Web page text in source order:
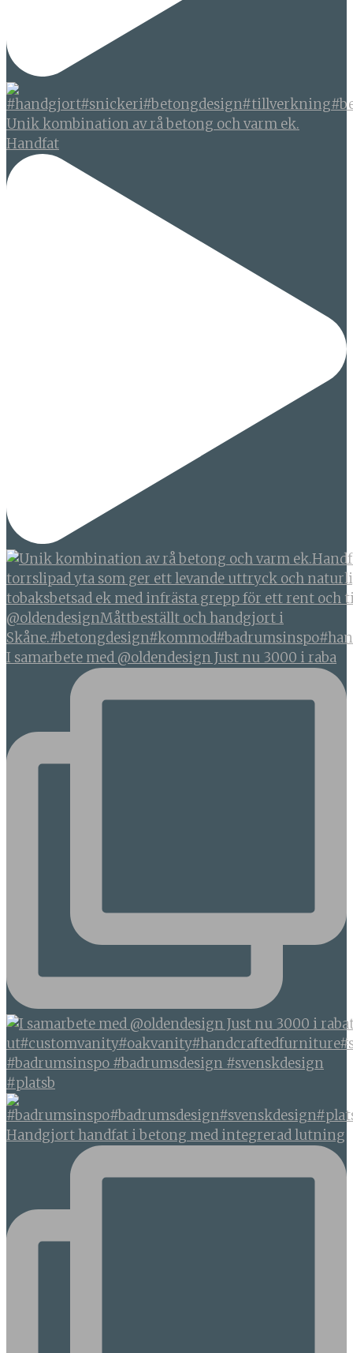
Unik kombination av rå betong och varm ek.
Handfat
I samarbete med @oldendesign Just nu 3000 i raba
#badrumsinspo #badrumsdesign #svenskdesign
#platsb
Handgjort handfat i betong med integrerad lutning